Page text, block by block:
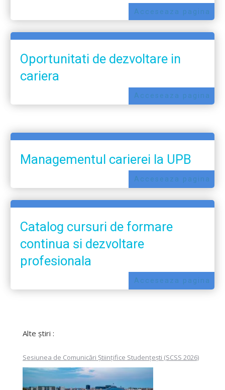
Acceseaza pagina
Oportunitati de dezvoltare in
cariera
Acceseaza pagina
Managementul carierei la UPB
Acceseaza pagina
Catalog cursuri de formare
continua si dezvoltare
profesionala
Acceseaza pagina
Alte știri :
Sesiunea de Comunicări Științifice Studențești (SCSS 2026)